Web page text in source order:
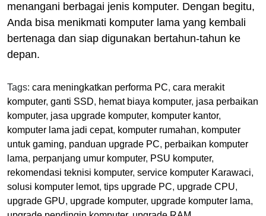
menangani berbagai jenis komputer. Dengan begitu,
Anda bisa menikmati komputer lama yang kembali
bertenaga dan siap digunakan bertahun-tahun ke
depan.
Tags: cara meningkatkan performa PC, cara merakit
komputer, ganti SSD, hemat biaya komputer, jasa perbaikan
komputer, jasa upgrade komputer, komputer kantor,
komputer lama jadi cepat, komputer rumahan, komputer
untuk gaming, panduan upgrade PC, perbaikan komputer
lama, perpanjang umur komputer, PSU komputer,
rekomendasi teknisi komputer, service komputer Karawaci,
solusi komputer lemot, tips upgrade PC, upgrade CPU,
upgrade GPU, upgrade komputer, upgrade komputer lama,